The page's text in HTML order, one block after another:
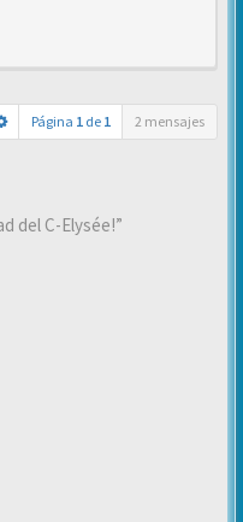
Página 1 de 1 2 mensajes
del C-Elysée!”